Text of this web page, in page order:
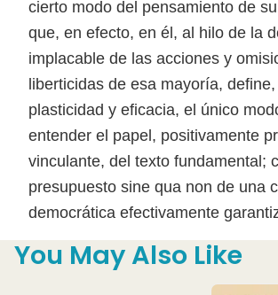
cierto modo del pensamiento de
que, en efecto, en él, al hilo de la
implacable de las acciones y
liberticidas de esa mayoría,
plasticidad y eficacia, el único
entender el papel, positivamente
vinculante, del texto fundamental;
presupuesto sine qua non de una
democrática efectivamente
You May Also Like